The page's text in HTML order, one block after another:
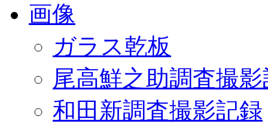
画像
ガラス乾板
尾高鮮之助調査撮
和田新調査撮影記録